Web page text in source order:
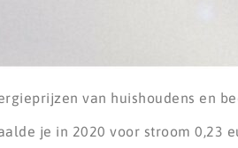
van huishoudens en
je in 2020 voor stroom 0,23